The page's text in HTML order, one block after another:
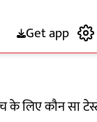
Get app
के लिए कौन सा